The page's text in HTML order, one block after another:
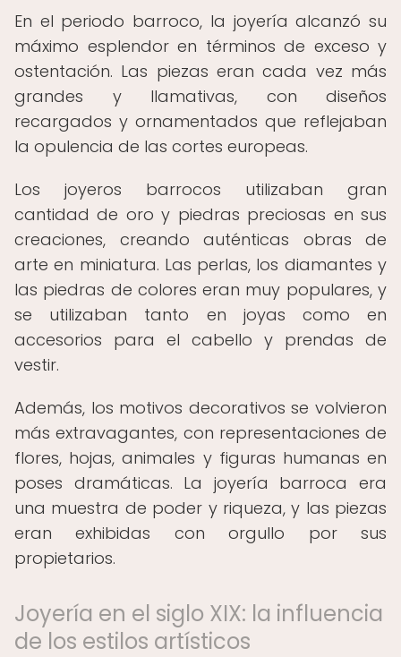
En el periodo barroco, la joyería alcanzó su
máximo esplendor en términos de exceso y
ostentación. Las piezas eran cada vez más
grandes y llamativas, con diseños
recargados y ornamentados que reflejaban
la opulencia de las cortes europeas.
Los joyeros barrocos utilizaban gran
cantidad de oro y piedras preciosas en sus
creaciones, creando auténticas obras de
arte en miniatura. Las perlas, los diamantes y
las piedras de colores eran muy populares, y
se utilizaban tanto en joyas como en
accesorios para el cabello y prendas de
vestir.
Además, los motivos decorativos se volvieron
más extravagantes, con representaciones de
flores, hojas, animales y figuras humanas en
poses dramáticas. La joyería barroca era
una muestra de poder y riqueza, y las piezas
eran exhibidas con orgullo por sus
propietarios.
Joyería en el siglo XIX: la influencia
de los estilos artísticos